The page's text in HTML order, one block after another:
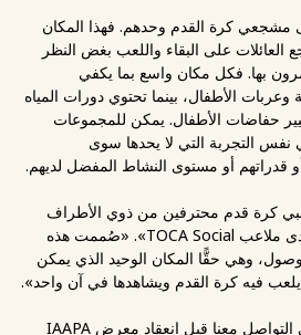
مشجعي كرة القدم وحدهم. فهذا المكان
على البقاء واللعب بغض النظر
بها. فكل مكان واسع بما يكفي
الأطفال، بينما تحتوي دورات المياه
حفاضات الأطفال. يمكن للمجموعات
نفس التجربة التي لا يحدها سوى
قدراتهم أو مستوى النشاط المفضل لديهم.
كرة قدم محترفين من ذوي الأطراف
المبتورة جاءوا للعب في إحدى ملاعب TOCA Social». «صُممت هذه
وهي حقًّا المكان الوحيد الذي يمكن
فيه كرة القدم ويشاهدها في آن واحد».
ندعو الشركاء المحتملين إلى التواصل معنا قبل انعقاد معرض IAAPA